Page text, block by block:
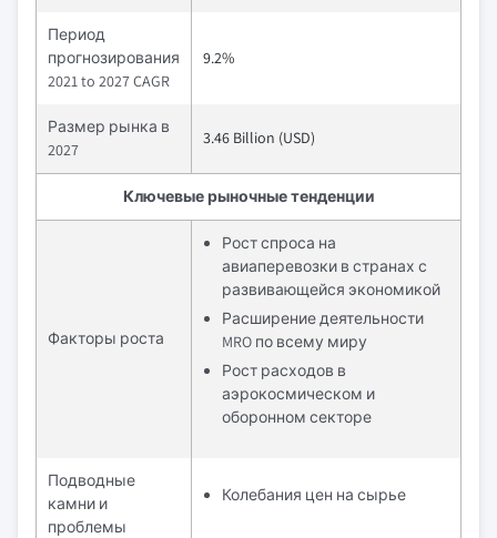
Период
прогнозирования
2021 to 2027 CAGR
9.2%
Размер рынка в
2027
3.46 Billion (USD)
Ключевые рыночные тенденции
Факторы роста
Рост спроса на
авиаперевозки в странах с
развивающейся экономикой
Расширение деятельности
MRO по всему миру
Рост расходов в
аэрокосмическом и
оборонном секторе
Подводные
камни и
проблемы
Колебания цен на сырье